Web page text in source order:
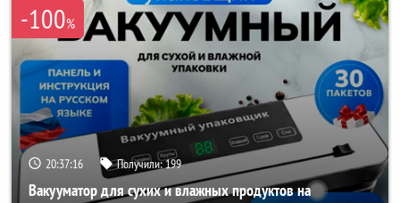
-100%
20:37:14 Получили:199
Вакууматор для сухих и влажных продуктов на